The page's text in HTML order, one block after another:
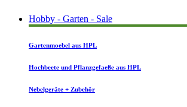
Hobby - Garten - Sale
Gartenmoebel aus HPL
Hochbeete und Pflanzgefaeße aus HPL
Nebelgeräte + Zubehör